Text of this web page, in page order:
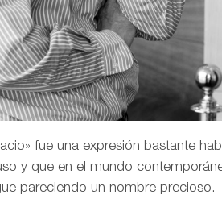
fue una expresión bastante
y que en el mundo
pareciendo un nombre precioso.